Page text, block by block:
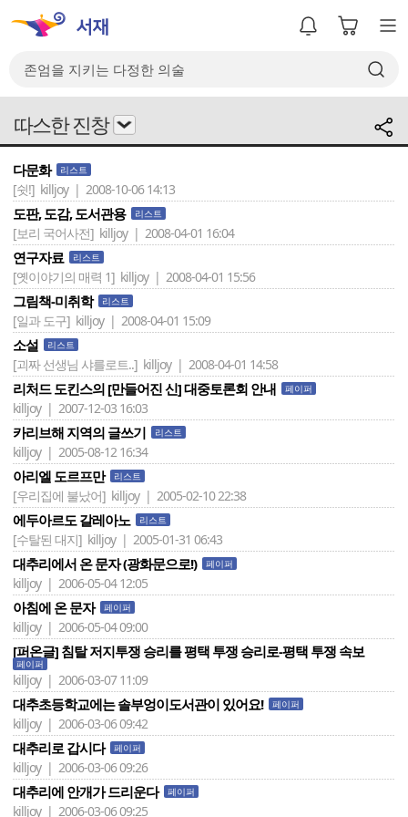
따스한 진창
다문화 리스트
[쉿!] killjoy | 2008-10-06 14:13
도판, 도감, 도서관용 리스트
[보리 국어사전] killjoy | 2008-04-01 16:04
연구자료 리스트
[옛이야기의 매력 1] killjoy | 2008-04-01 15:56
그림책-미취학 리스트
[일과 도구] killjoy | 2008-04-01 15:09
소설 리스트
[괴짜 선생님 샤를로트..] killjoy | 2008-04-01 14:58
리처드 도킨스의 [만들어진 신] 대중토론회 안내 페이퍼
killjoy | 2007-12-03 16:03
카리브해 지역의 글쓰기 리스트
killjoy | 2005-08-12 16:34
아리엘 도르프만 리스트
[우리집에 불났어] killjoy | 2005-02-10 22:38
에두아르도 갈레아노 리스트
[수탈된 대지] killjoy | 2005-01-31 06:43
대추리에서 온 문자 (광화문으로!) 페이퍼
killjoy | 2006-05-04 12:05
아침에 온 문자 페이퍼
killjoy | 2006-05-04 09:00
[퍼온글] 침탈 저지투쟁 승리를 평택 투쟁 승리로-평택 투쟁 속보
페이퍼
killjoy | 2006-03-07 11:09
대추초등학교에는 솔부엉이도서관이 있어요! 페이퍼
killjoy | 2006-03-06 09:42
대추리로 갑시다 페이퍼
killjoy | 2006-03-06 09:26
대추리에 안개가 드리운다 페이퍼
killjoy | 2006-03-06 09:25